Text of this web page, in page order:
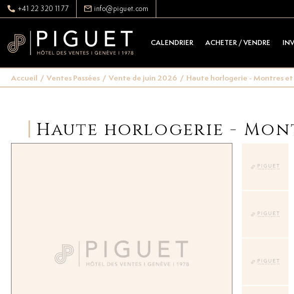
+41 22 320 11 77 info@piguet.com
CALENDRIER ACHETER / VENDRE
Accueil / Ventes Passées / Vente de juin 2026 / Haute horlogerie - Montres et
Haute horlogerie -